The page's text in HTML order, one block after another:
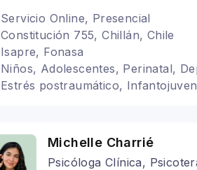
Servicio Online, Presencial
Constitución 755, Chillán, Chile
Isapre, Fonasa
Niños, Adolescentes, Perinatal,
Estrés postraumático,
Michelle Charrié
Psicóloga Clínica,